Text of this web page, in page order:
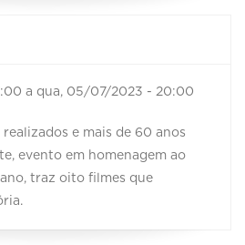
a qua, 05/07/2023 - 20:00
e mais de 60 anos
evento em homenagem ao
traz oito filmes que